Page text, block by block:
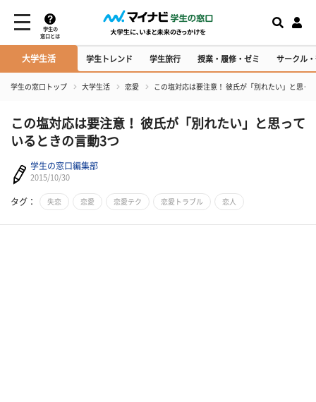
学生の
窓口とは
大学生活 学生トレンド 学生旅行 授業・履修・ゼミ サークル
学生の窓口トップ 大学生活 恋愛 この塩対応は要注意！ 彼氏が「別れたい」と思っ
この塩対応は要注意！ 彼氏が「別れたい」と思って
いるときの言動3つ
学生の窓口編集部
2015/10/30
タグ： 失恋 恋愛 恋愛テク 恋愛トラブル 恋人